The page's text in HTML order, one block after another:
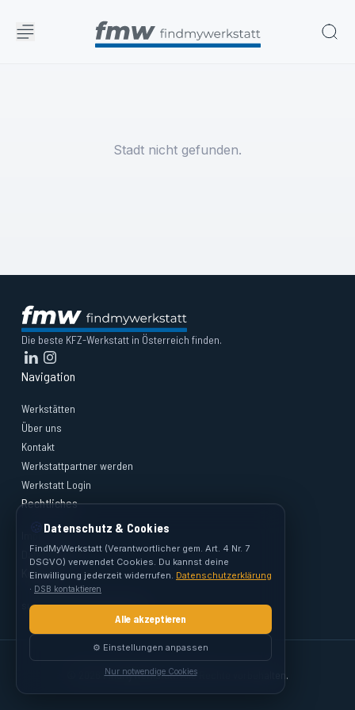
Stadt nicht gefunden.
Die beste KFZ-Werkstatt in Österreich finden.
Navigation
Werkstätten
Über uns
Kontakt
Werkstattpartner werden
Werkstatt Login
Rechtliches
Impressum
Datenschutz
Kontakt
support@findmywerkstatt.at
© 2026 FindMyWerkstatt. Alle Rechte vorbehalten.
🍪 Datenschutz & Cookies
FindMyWerkstatt (Verantwortlicher gem. Art. 4 Nr. 7
DSGVO) verwendet Cookies. Du kannst deine
Einwilligung jederzeit widerrufen. Datenschutzerklärung
· DSB kontaktieren
Alle akzeptieren
⚙️ Einstellungen anpassen
Nur notwendige Cookies